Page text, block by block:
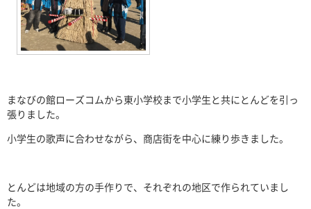
まなびの館ローズコムから東小学校まで小学生と共にとんどを引っ
張りました。
小学生の歌声に合わせながら、商店街を中心に練り歩きました。
とんどは地域の方の手作りで、それぞれの地区で作られていまし
た。